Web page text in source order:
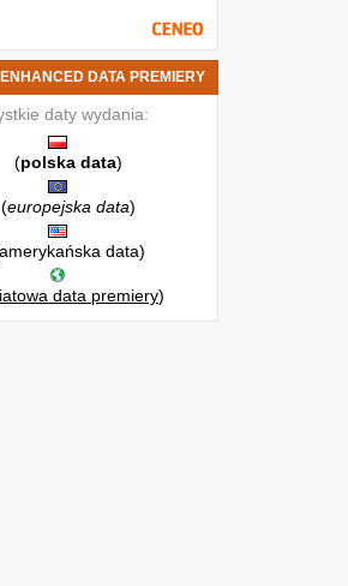
DATA PREMIERY
daty wydania:
(polska data)
(europejska data)
data)
data premiery)